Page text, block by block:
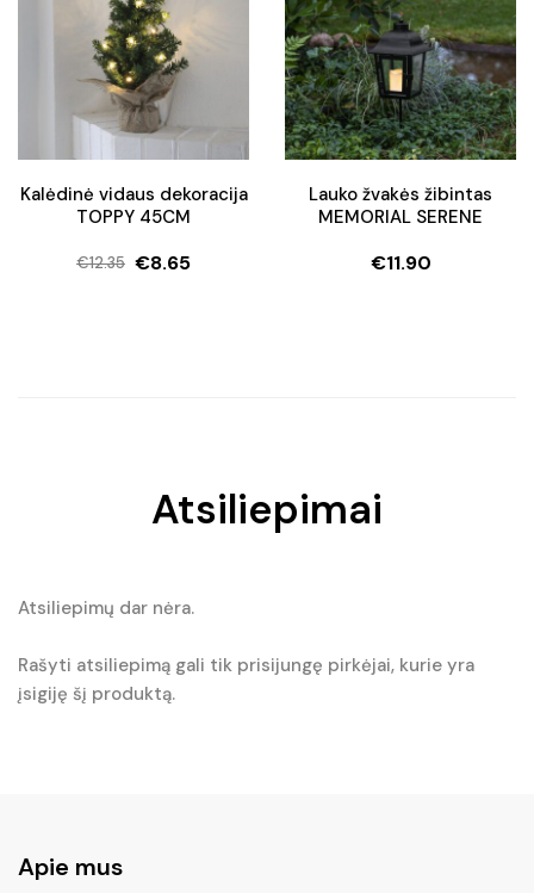
Kalėdinė vidaus dekoracija
TOPPY 45CM
€12.35
Original
€8.65
Current
Lauko žvakės žibintas
MEMORIAL SERENE
€11.90
Atsiliepimai
Atsiliepimų dar nėra.
Rašyti atsiliepimą gali tik prisijungę pirkėjai, kurie yra
įsigiję šį produktą.
Apie mus